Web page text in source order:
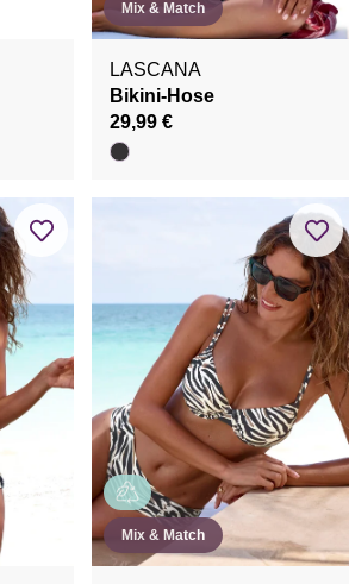
Mix & Match
LASCANA
Bikini-Hose
29,99 €
Mix & Match